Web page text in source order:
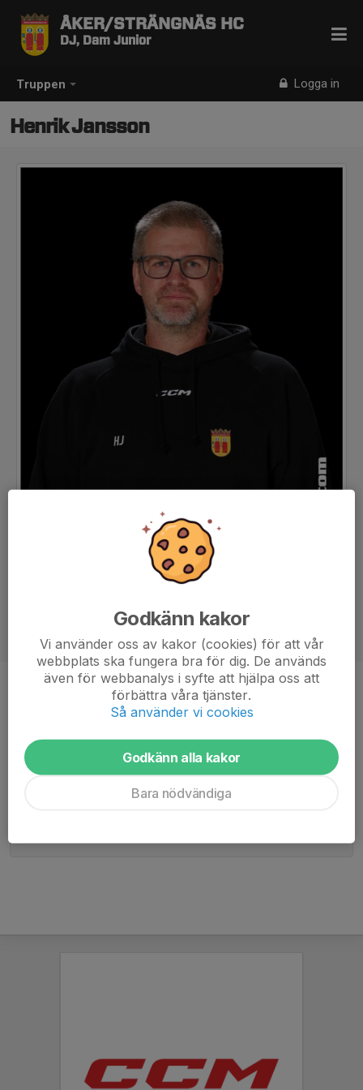
Truppen Logga in
ÅKER/STRÄNGNÄS HC
DJ, Dam Junior
Henrik Jansson
Lagledare, materialare, kassör
51 år
Tidigare klubbar
Åkers IF
Godkänn kakor
Vi använder oss av kakor (cookies) för att vår
webbplats ska fungera bra för dig. De används
även för webbanalys i syfte att hjälpa oss att
förbättra våra tjänster.
Så använder vi cookies
Godkänn alla kakor
Bara nödvändiga